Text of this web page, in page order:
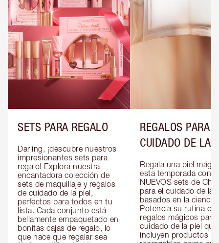
SETS PARA REGALO
Darling, ¡descubre nuestros
impresionantes sets para
regalo! Explora nuestra
encantadora colección de
sets de maquillaje y regalos
de cuidado de la piel,
perfectos para todos en tu
lista. Cada conjunto está
bellamente empaquetado en
bonitas cajas de regalo, lo
que hace que regalar sea
REGALOS PARA
CUIDADO DE LA
Regala una piel
esta temporada con
NUEVOS sets de
para el cuidado de la
basados en la ciencia.
Potencia su rutina
regalos mágicos para
cuidado de la piel que
incluyen productos